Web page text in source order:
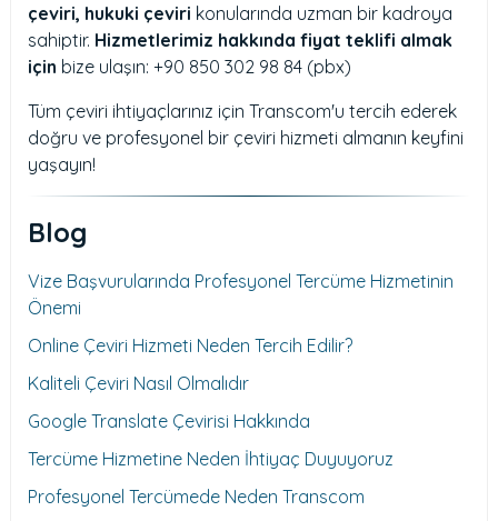
çeviri, hukuki çeviri konularında uzman bir kadroya
sahiptir. Hizmetlerimiz hakkında fiyat teklifi almak
için bize ulaşın: +90 850 302 98 84 (pbx)
Tüm çeviri ihtiyaçlarınız için Transcom'u tercih ederek
doğru ve profesyonel bir çeviri hizmeti almanın keyfini
yaşayın!
Blog
Vize Başvurularında Profesyonel Tercüme Hizmetinin
Önemi
Online Çeviri Hizmeti Neden Tercih Edilir?
Kaliteli Çeviri Nasıl Olmalıdır
Google Translate Çevirisi Hakkında
Tercüme Hizmetine Neden İhtiyaç Duyuyoruz
Profesyonel Tercümede Neden Transcom